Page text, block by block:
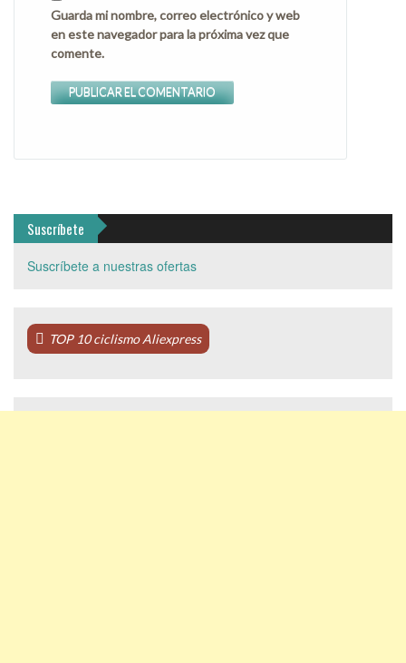
Guarda mi nombre, correo electrónico y web
en este navegador para la próxima vez que
comente.
Suscríbete
Suscríbete a nuestras ofertas
TOP 10 ciclismo Aliexpress